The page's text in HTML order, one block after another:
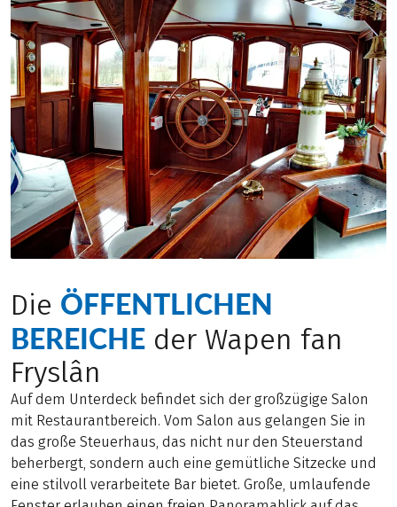
Die ÖFFENTLICHEN
BEREICHE der Wapen fan
Fryslân
Auf dem Unterdeck befindet sich der großzügige Salon
mit Restaurantbereich. Vom Salon aus gelangen Sie in
das große Steuerhaus, das nicht nur den Steuerstand
beherbergt, sondern auch eine gemütliche Sitzecke und
eine stilvoll verarbeitete Bar bietet. Große, umlaufende